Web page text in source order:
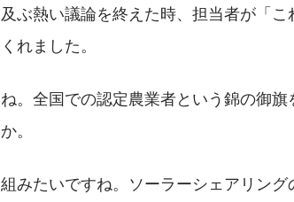
ぶ熱い議論を終えた時、担当者が「
れました。
全国での認定農業者という錦の御旗
。
みたいですね。ソーラーシェアリング